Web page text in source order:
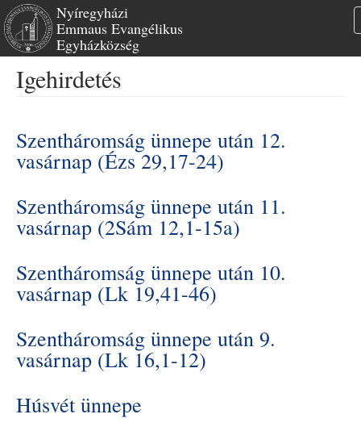
Ugrás
tartalomra
Nyíregyházi
Emmaus Evangélikus
Egyházközség
Igehirdetés
Szentháromság ünnepe után 12.
vasárnap (Ézs 29,17-24)
Szentháromság ünnepe után 11.
vasárnap (2Sám 12,1-15a)
Szentháromság ünnepe után 10.
vasárnap (Lk 19,41-46)
Szentháromság ünnepe után 9.
vasárnap (Lk 16,1-12)
Húsvét ünnepe